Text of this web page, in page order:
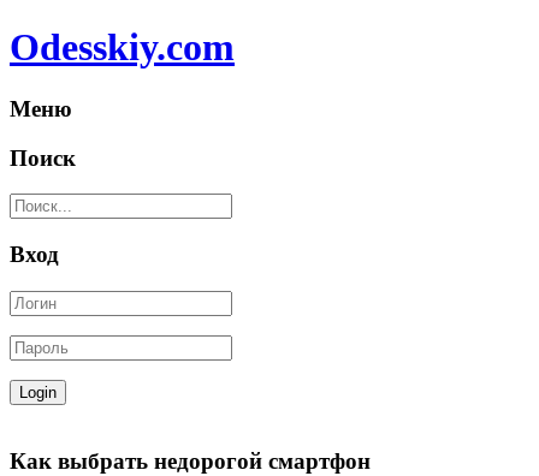
Odesskiy.com
Меню
Поиск
Вход
Как выбрать недорогой смартфон